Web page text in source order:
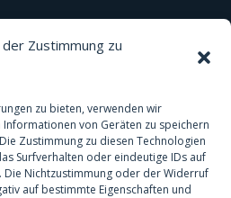
Zustimmung zu
zu bieten, verwenden wir
von Geräten zu speichern
Zustimmung zu diesen Technologien
Surfverhalten oder eindeutige IDs auf
Die Nichtzustimmung oder der Widerruf
auf bestimmte Eigenschaften und